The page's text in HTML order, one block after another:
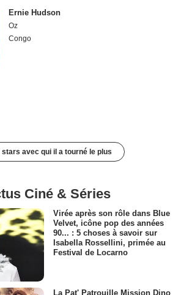
Ernie Hudson
Oz
Congo
avec qui il a tourné le plus
Ciné & Séries
Virée après son rôle dans Blue
Velvet, icône pop des années
90... : 5 choses à savoir sur
Isabella Rossellini, primée au
Festival de Locarno
La Pat' Patrouille Mission Dino